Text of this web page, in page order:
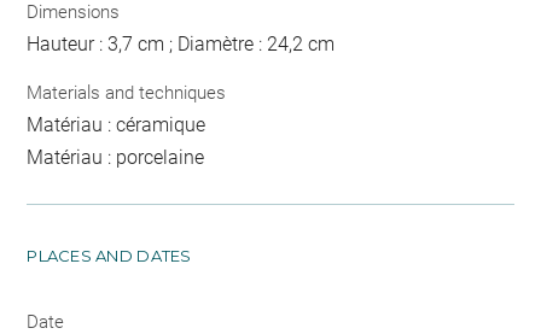
Dimensions
Hauteur : 3,7 cm ; Diamètre : 24,2 cm
Materials and techniques
Matériau : céramique
Matériau : porcelaine
PLACES AND DATES
Date